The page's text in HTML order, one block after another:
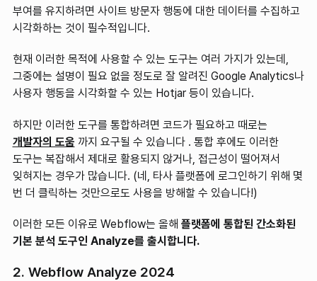
부여를 유지하려면 사이트 방문자 행동에 대한 데이터를 수집하고
시각화하는 것이 필수적입니다.
현재 이러한 목적에 사용할 수 있는 도구는 여러 가지가 있는데,
그중에는 설명이 필요 없을 정도로 잘 알려진 Google Analytics나
사용자 행동을 시각화할 수 있는 Hotjar 등이 있습니다.
하지만 이러한 도구를 통합하려면 코드가 필요하고 때로는
개발자의 도움 까지 요구될 수 있습니다 . 통합 후에도 이러한
도구는 복잡해서 제대로 활용되지 않거나, 접근성이 떨어져서
잊혀지는 경우가 많습니다. (네, 타사 플랫폼에 로그인하기 위해 몇
번 더 클릭하는 것만으로도 사용을 방해할 수 있습니다!)
이러한 모든 이유로 Webflow는 올해 플랫폼에 통합된 간소화된
기본 분석 도구인 Analyze를 출시합니다.
2. Webflow Analyze 2024